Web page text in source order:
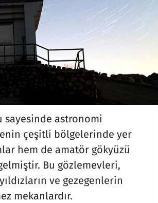
sayesinde astronomi
çeşitli bölgelerinde yer
hem de amatör gökyüzü
Bu gözlemevleri,
ve gezegenlerin
mekanlardır.